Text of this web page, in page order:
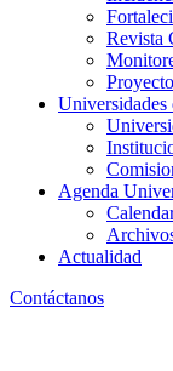
Revista
Universidades
Agenda
Actualidad
Contáctanos